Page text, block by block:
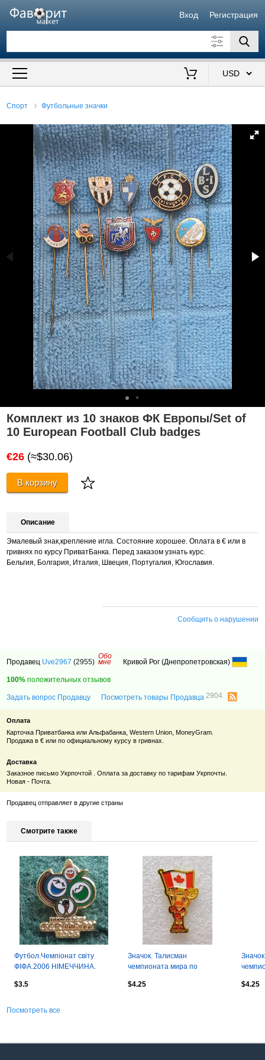
Вход Регистрация
Искать также в описании
Спорт Футбольные значки
Комплект из 10 знаков ФК Европы/Set of
10 European Football Club badges
€26 (≈$30.06)
В корзину
Описание
Эмалевый знак,крепление игла. Состояние хорошее. Оплата в € или в
гривнях по курсу ПриватБанка. Перед заказом узнать курс.
Бельгия, Болгария, Италия, Швеция, Португалия, Югославия.
Сообщить о нарушении
Продавец Uve2967 (2955)
Обо
мне Кривой Рог (Днепропетровская)
100% положительных отзывов
Задать вопрос Продавцу Посмотреть товары Продавца2904
Оплата
Карточка Приватбанка или Альфабанка, Western Union, MoneyGram.
Продажа в € или по официальному курсу в гривнах.
Доставка
Заказное письмо Укрпочтой . Оплата за доставку по тарифам Укрпочты.
Новая - Почта.
Продавец отправляет в другие страны
Смотрите также
Футбол.Чемпіонат світу
ФІФА.2006 НІМЕЧЧИНА.
$3.5
Значок. Талисман
чемпионата мира по
Флаг Канады.
$4.25
Флаг
$4.25
Посмотреть все